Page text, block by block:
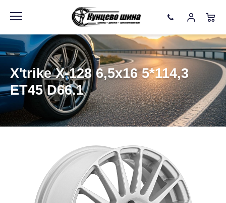
X'trike X-128 6,5x16 5*114,3
ET45 D66.1
Информация Фото товара